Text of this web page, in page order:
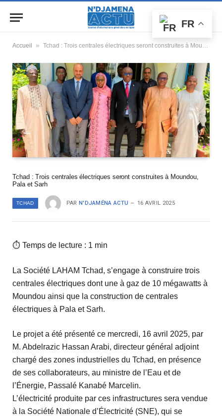
Accueil » Tchad : Trois centrales électriques seront construites à Moundou, Pala et Sarh
Tchad : Trois centrales électriques seront construites à Moundou,
Pala et Sarh
TCHAD PAR N'DJAMÉNA ACTU 16 AVRIL 2025
⏱ Temps de lecture : 1 min
La Société LAHAM Tchad, s’engage à construire trois
centrales électriques dont une à gaz de 10 mégawatts à
Moundou ainsi que la construction de centrales
électriques à Pala et Sarh.
Le projet a été présenté ce mercredi, 16 avril 2025, par
M. Abdelrazic Hassan Arabi, directeur général adjoint
chargé des zones industrielles du Tchad, en présence
de ses collaborateurs, au ministre de l’Eau et de
l’Énergie, Passalé Kanabé Marcelin.
L’électricité produite par ces infrastructures sera vendue
à la Société Nationale d’Électricité (SNE), qui se
FR